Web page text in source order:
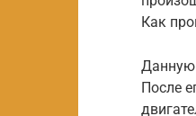
Как
Данную
После